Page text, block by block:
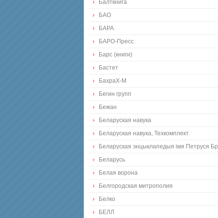
Балткнига
БАО
БАРА
БАРО-Пресс
Барс (книги)
Бастет
БахраХ-М
Бегин групп
Бежан
Беларуская навука
Беларуская навука, Техкомплект
Беларуская энцыклапедыя iмя Петруся
Беларусь
Белая ворона
Белгородская митрополия
Белко
БЕЛЛ